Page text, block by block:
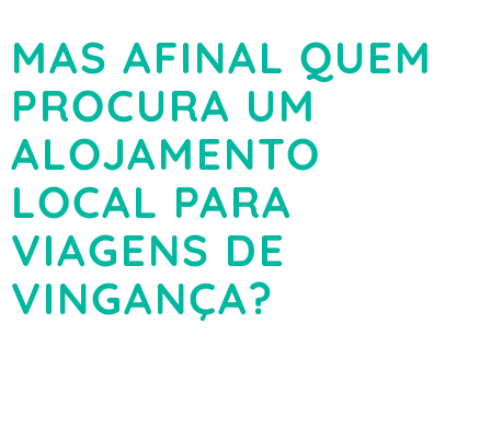
MAS AFINAL QUEM
PROCURA UM
ALOJAMENTO
LOCAL PARA
VIAGENS DE
VINGANÇA?